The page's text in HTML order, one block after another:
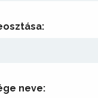
neve: